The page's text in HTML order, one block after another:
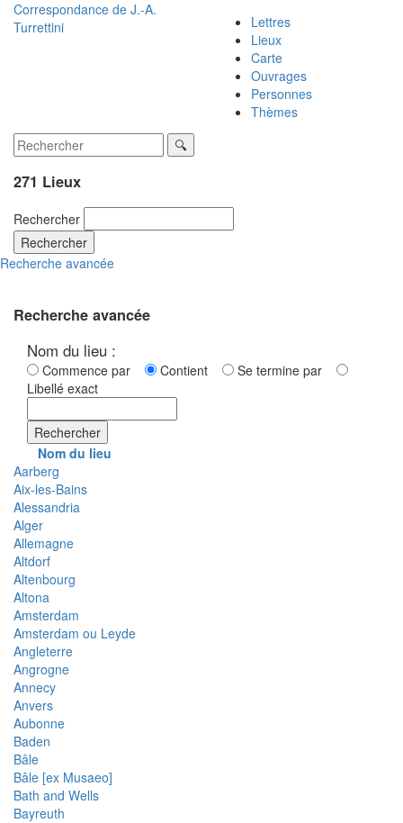
Correspondance de J.-A.
Turrettini
Lettres
Lieux
Carte
Ouvrages
Personnes
Thèmes
271 Lieux
Rechercher
Rechercher
Recherche avancée
Recherche avancée
Nom du lieu :
Commence par Contient
Se termine par
Libellé exact
Rechercher
Nom du lieu
Aarberg
Aix-les-Bains
Alessandria
Alger
Allemagne
Altdorf
Altenbourg
Altona
Amsterdam
Amsterdam ou Leyde
Angleterre
Angrogne
Annecy
Anvers
Aubonne
Baden
Bâle
Bâle [ex Musaeo]
Bath and Wells
Bayreuth